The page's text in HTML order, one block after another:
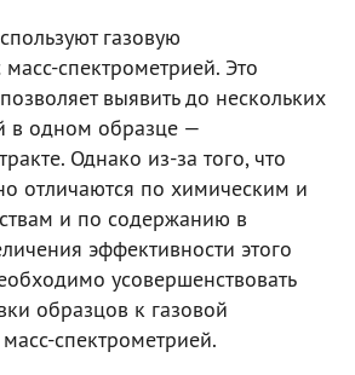
газовую
спектрометрией. Это
выявить до нескольких
в одном образце —
Однако из-за того, что
отличаются по химическим и
и по содержанию в
эффективности этого
усовершенствовать
образцов к газовой
спектрометрией.